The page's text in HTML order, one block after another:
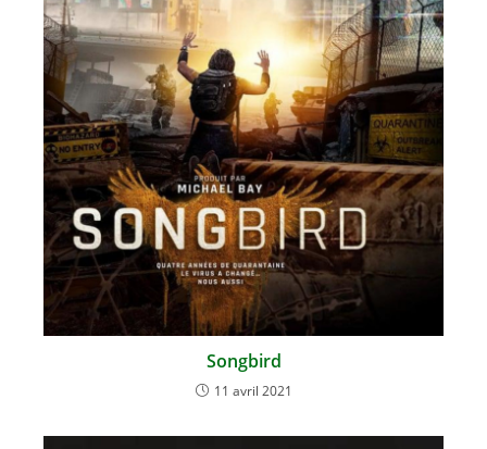
Songbird
11 avril 2021